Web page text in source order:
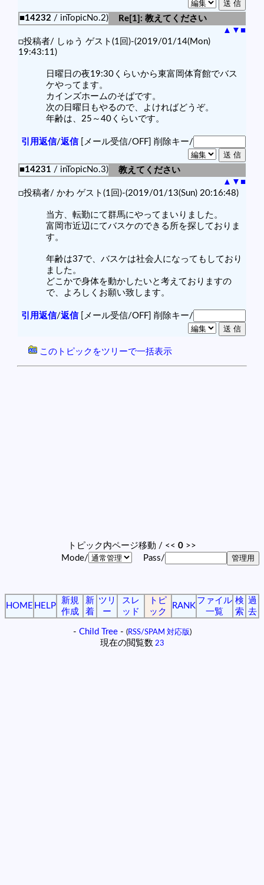
■14232 / inTopicNo.2)
Re[1]: 教えてください
▲ ▼ ■
□投稿者/ しゅう ゲスト(1回)-(2019/01/14(Mon)
19:43:11)
日曜日の夜19:30くらいから東富岡体育館でバス
ケやってます。
カインズホームのそばです。
次の日曜日もやるので、よければどうぞ。
年齢は、25～40くらいです。
引用返信/返信[メール受信/OFF] 削除キー/
■14231 / inTopicNo.3)
教えてください
▲ ▼ ■
□投稿者/ かわ ゲスト(1回)-(2019/01/13(Sun) 20:16:48)
当方、転勤にて群馬にやってまいりました。
富岡市近辺にてバスケのできる所を探しておりま
す。
年齢は37で、バスケは社会人になってもしており
ました。
どこかで身体を動かしたいと考えておりますの
で、よろしくお願い致します。
引用返信/返信[メール受信/OFF] 削除キー/
このトピックをツリーで一括表示
トピック内ページ移動 / << 0 >>
Mode/
Pass/
HOME HELP
新規
作成
新
着
ツリ
ー
スレ
ッド
トピ
ック
RANK
ファイル
一覧
検
索
過
去
- Child Tree- (RSS/SPAM 対応版)
現在の閲覧数 23